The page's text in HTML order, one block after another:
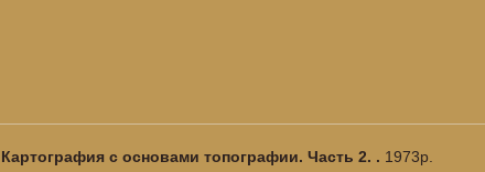
Картография с основами топографии. Часть 2. . 1973р.